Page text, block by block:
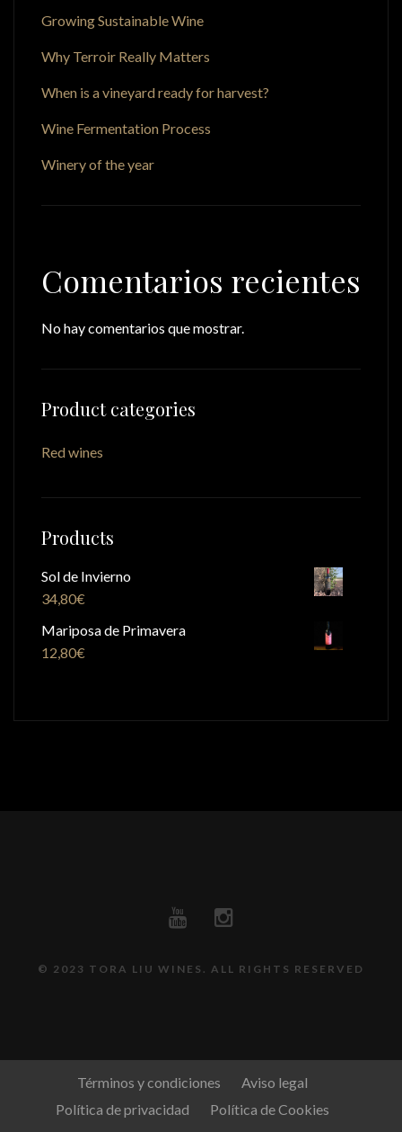
Growing Sustainable Wine
Why Terroir Really Matters
When is a vineyard ready for harvest?
Wine Fermentation Process
Winery of the year
Comentarios recientes
No hay comentarios que mostrar.
Product categories
Red wines
Products
Sol de Invierno
34,80€
Mariposa de Primavera
12,80€
© 2023 TORA LIU WINES. ALL RIGHTS RESERVED
Términos y condiciones
Aviso legal
Política de privacidad
Política de Cookies